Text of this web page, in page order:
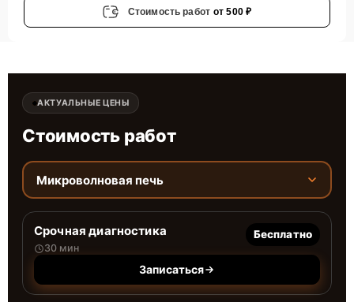
Стоимость работ от 500 ₽
АКТУАЛЬНЫЕ ЦЕНЫ
Стоимость работ
Микроволновая печь
Срочная диагностика
30 мин
Бесплатно
Записаться